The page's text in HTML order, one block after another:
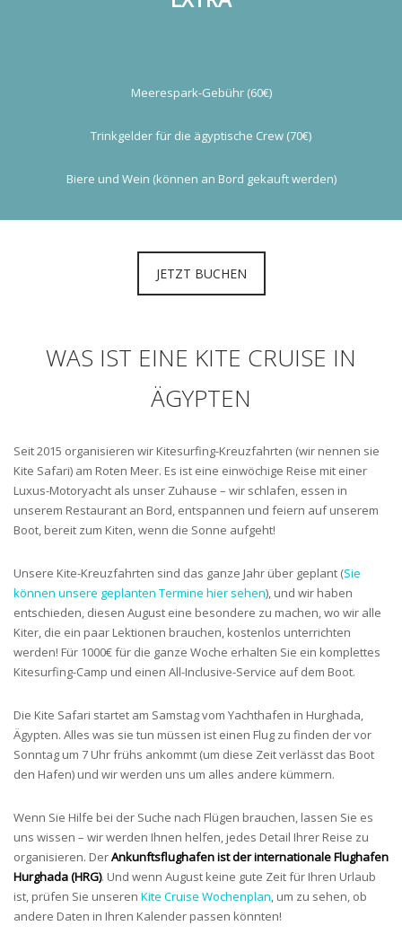
Meerespark-Gebühr (60€)
Trinkgelder für die ägyptische Crew (70€)
Biere und Wein (können an Bord gekauft werden)
JETZT BUCHEN
WAS IST EINE KITE CRUISE IN
ÄGYPTEN
Seit 2015 organisieren wir Kitesurfing-Kreuzfahrten (wir nennen sie
Kite Safari) am Roten Meer. Es ist eine einwöchige Reise mit einer
Luxus-Motoryacht als unser Zuhause – wir schlafen, essen in
unserem Restaurant an Bord, entspannen und feiern auf unserem
Boot, bereit zum Kiten, wenn die Sonne aufgeht!
Unsere Kite-Kreuzfahrten sind das ganze Jahr über geplant (Sie
können unsere geplanten Termine hier sehen), und wir haben
entschieden, diesen August eine besondere zu machen, wo wir alle
Kiter, die ein paar Lektionen brauchen, kostenlos unterrichten
werden! Für 1000€ für die ganze Woche erhalten Sie ein komplettes
Kitesurfing-Camp und einen All-Inclusive-Service auf dem Boot.
Die Kite Safari startet am Samstag vom Yachthafen in Hurghada,
Ägypten. Alles was sie tun müssen ist einen Flug zu finden der vor
Sonntag um 7 Uhr frühs ankommt (um diese Zeit verlässt das Boot
den Hafen) und wir werden uns um alles andere kümmern.
Wenn Sie Hilfe bei der Suche nach Flügen brauchen, lassen Sie es
uns wissen – wir werden Ihnen helfen, jedes Detail Ihrer Reise zu
organisieren. DerAnkunftsflughafen ist der internationale Flughafen
Hurghada (HRG). Und wenn August keine gute Zeit für Ihren Urlaub
ist, prüfen Sie unseren Kite Cruise Wochenplan, um zu sehen, ob
andere Daten in Ihren Kalender passen könnten!